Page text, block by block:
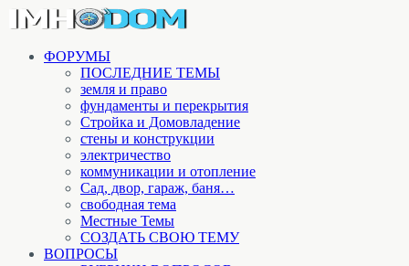
ФОРУМЫ
ПОСЛЕДНИЕ ТЕМЫ
земля и право
фундаменты и перекрытия
Стройка и Домовладение
стены и конструкции
электричество
коммуникации и отопление
Cад, двор, гараж, баня…
свободная тема
Местные Темы
СОЗДАТЬ СВОЮ ТЕМУ
ВОПРОСЫ